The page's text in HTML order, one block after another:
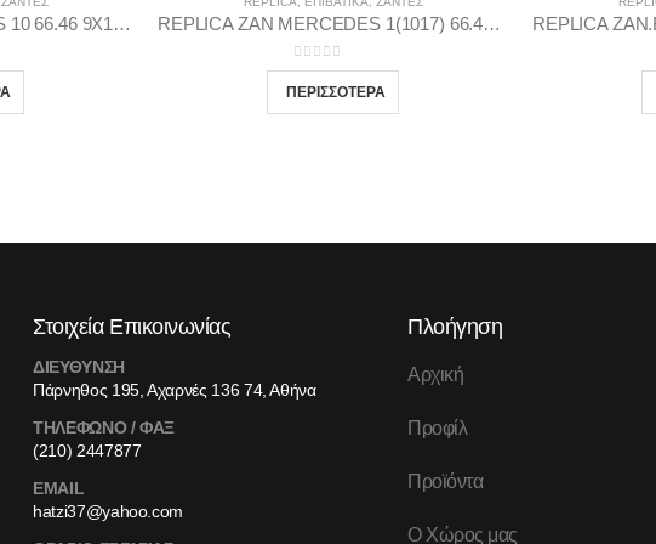
REPLICA ZAN.MERCEDES 10 66.46 9X18 5X112 MBLP35 REPLICA ZAN MERCEDES 1(1017) 66.46 9.5X19 5X112 GP38
0out of 5
Στοιχεία Επικοινωνίας
ΔΙΕΥΘΥΝΣΗ
Πάρνηθος 195, Αχαρνές 136 74, Αθήνα
ΤΗΛΕΦΩΝΟ / ΦΑΞ
(210) 2447877
EMAIL
hatzi37@yahoo.com
Πλοήγηση
Αρχική
Προφίλ
Προϊόντα
Ο Χώρος μας